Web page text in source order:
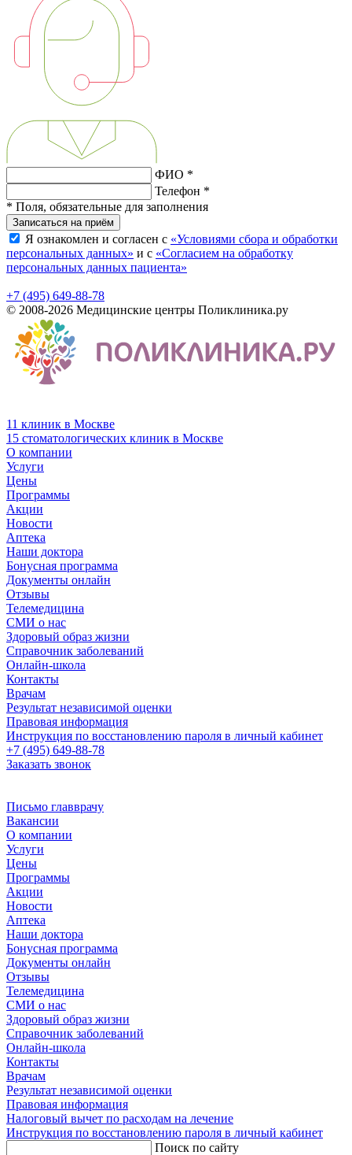
ФИО *
Телефон *
* Поля, обязательные для заполнения
Записаться на приём
Я ознакомлен и согласен с «Условиями сбора и обработки
персональных данных» и с «Согласием на обработку
персональных данных пациента»
+7 (495) 649-88-78
© 2008-2026 Медицинские центры Поликлиника.ру
11 клиник в Москве
15 стоматологических клиник в Москве
О компании
Услуги
Цены
Программы
Акции
Новости
Аптека
Наши доктора
Бонусная программа
Документы онлайн
Отзывы
Телемедицина
СМИ о нас
Здоровый образ жизни
Справочник заболеваний
Онлайн-школа
Контакты
Врачам
Результат независимой оценки
Правовая информация
Инструкция по восстановлению пароля в личный кабинет
+7 (495) 649-88-78
Заказать звонок
Письмо главврачу
Вакансии
О компании
Услуги
Цены
Программы
Акции
Новости
Аптека
Наши доктора
Бонусная программа
Документы онлайн
Отзывы
Телемедицина
СМИ о нас
Здоровый образ жизни
Справочник заболеваний
Онлайн-школа
Контакты
Врачам
Результат независимой оценки
Правовая информация
Налоговый вычет по расходам на лечение
Инструкция по восстановлению пароля в личный кабинет
Поиск по сайту